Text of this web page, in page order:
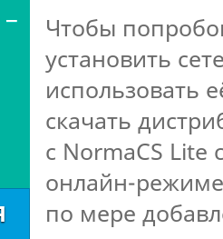
Чтобы
установить
использовать
скачать
с NormaCS Lite
онлайн-
по мере